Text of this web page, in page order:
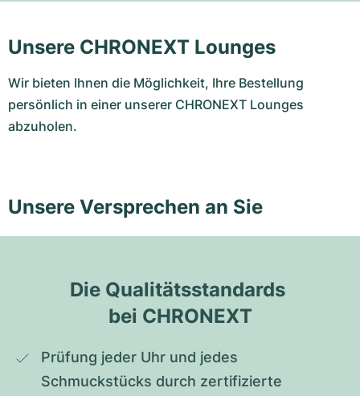
Unsere CHRONEXT Lounges
Wir bieten Ihnen die Möglichkeit, Ihre Bestellung
persönlich in einer unserer CHRONEXT Lounges
abzuholen.
Unsere Versprechen an Sie
Die Qualitätsstandards
bei CHRONEXT
Prüfung jeder Uhr und jedes
Schmuckstücks durch zertifizierte